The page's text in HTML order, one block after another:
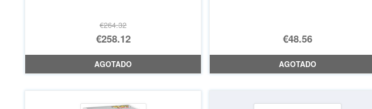
€264.32
El
precio
original
€264.32.
€258.12
El
precio
es:
AGOTADO
€48.56
AGOTADO